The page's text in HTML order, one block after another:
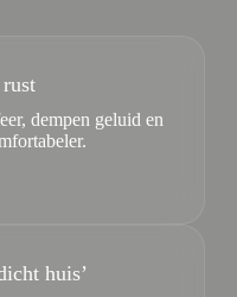
dempen geluid en
huis’